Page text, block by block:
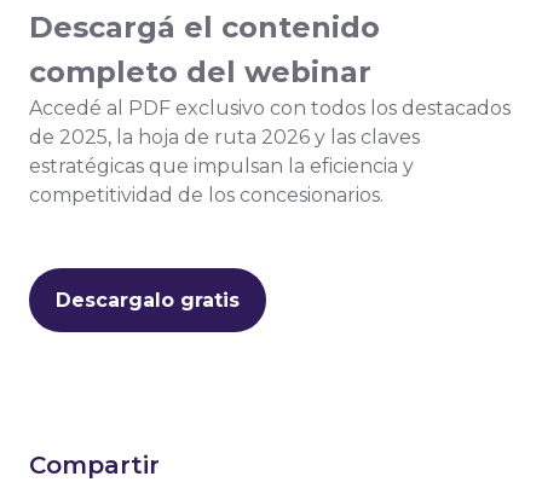
Descargá el contenido
completo del webinar
Accedé al PDF exclusivo con todos los destacados
de 2025, la hoja de ruta 2026 y las claves
estratégicas que impulsan la eficiencia y
competitividad de los concesionarios.
Descargalo gratis
Compartir